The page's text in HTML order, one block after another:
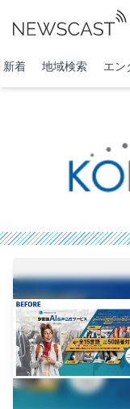
新着 地域検索 エン